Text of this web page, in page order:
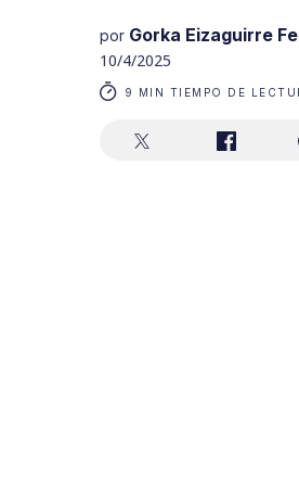
por Gorka Eizaguirre
10/4/2025
9 MIN TIEMPO DE